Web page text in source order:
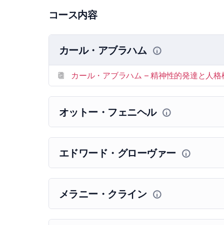
コース内容
カール・アブラハム
カール・アブラハム – 精神性的発達と人格
オットー・フェニヘル
エドワード・グローヴァー
メラニー・クライン